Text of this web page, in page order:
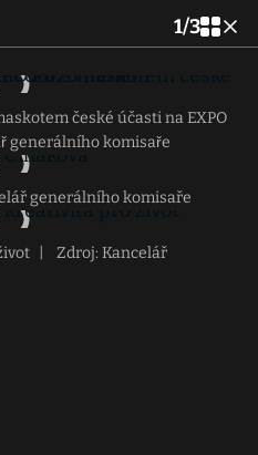
1/3
české účasti na EXPO
generálního komisaře
generálního komisaře
Zdroj: Kancelář